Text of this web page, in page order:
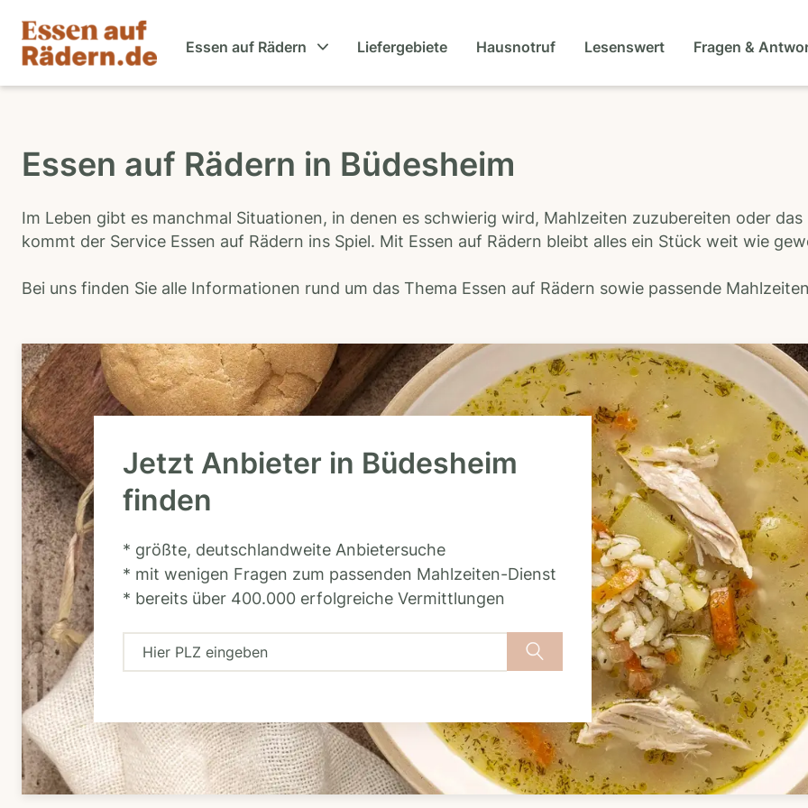
Essen auf Rädern Liefergebiete Hausnotruf Lesenswert Fragen &
Essen auf Rädern in Büdesheim
Im Leben gibt es manchmal Situationen, in denen es schwierig wird, Mahlzeiten zuzubereiten oder
kommt der Service Essen auf Rädern ins Spiel. Mit Essen auf Rädern bleibt alles ein Stück weit wie
Bei uns finden Sie alle Informationen rund um das Thema Essen auf Rädern sowie passende
Jetzt Anbieter in Büdesheim
finden
* größte, deutschlandweite Anbietersuche
* mit wenigen Fragen zum passenden Mahlzeiten-Dienst
* bereits über 400.000 erfolgreiche Vermittlungen
H
r
P
L